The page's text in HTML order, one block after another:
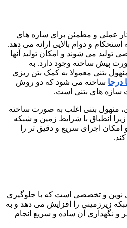
عملی و مطمئن برای سازه های
و دوام بالایی ارائه می دهد.
تولید می شوند و امکان تولید آنها
پیش ساخته وجود دارد. به
بتنی معمولا به کمک بتن ریزی
درجا ساخته می شود که دو روش
سازه های بتنی است.
منهول بتنی اغلب به صورت ساخته
انطباق با شرایط زمین و شبکه
اجرای سریع و دقیق تر را
نوین و تخصصی است که با جلوگیری
زیرزمینی را افزایش می دهد و به
و نگهداری آن ساده و سریع انجام